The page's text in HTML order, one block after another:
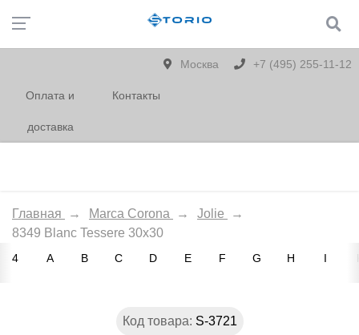
Москва +7 (495) 255-11-12
Оплата и
доставка
Контакты
Главная → Marca Corona → Jolie
→
8349 Blanc Tessere 30x30
4 A B C D E F G H I
Код товара: S-3721